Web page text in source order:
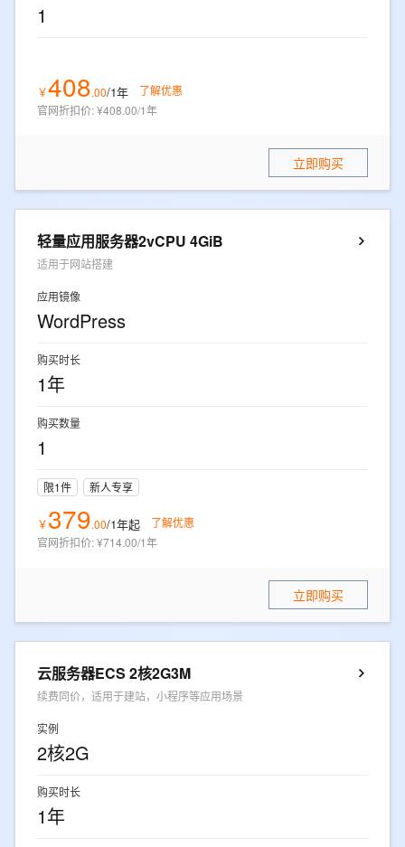
1
￥408.00/1年
了解优惠
官网折扣价:¥408.00/1年
立即购买
轻量应用服务器2vCPU 4GiB
适用于网站搭建
应用镜像
WordPress
购买时长
1年
购买数量
1
限1件 新人专享
￥379.00/1年起
了解优惠
官网折扣价:¥714.00/1年
立即购买
云服务器ECS 2核2G3M
续费同价，适用于建站，小程序等应用场景
实例
2核2G
购买时长
1年